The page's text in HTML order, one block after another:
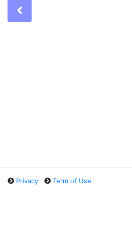
Privacy Term of Use